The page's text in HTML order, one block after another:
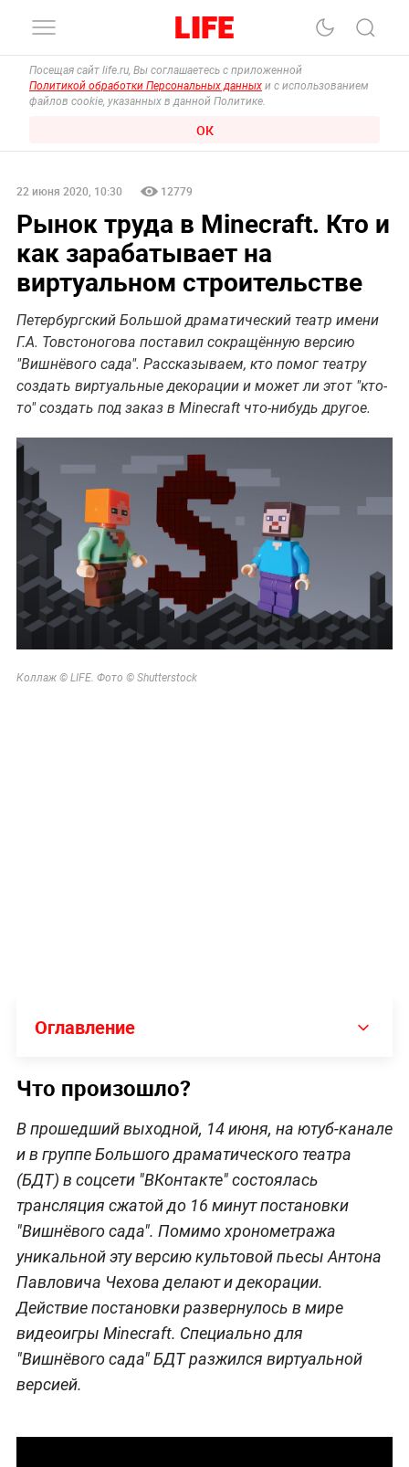
Посещая сайт life.ru, Вы соглашаетесь с приложенной
Политикой обработки Персональных данных и с использованием
файлов cookie, указанных в данной Политике.
ОК
22 июня 2020, 10:30 12779
Рынок труда в Minecraft. Кто и
как зарабатывает на
виртуальном строительстве
Петербургский Большой драматический театр имени
Г.А. Товстоногова поставил сокращённую версию
"Вишнёвого сада". Рассказываем, кто помог театру
создать виртуальные декорации и может ли этот "кто-
то" создать под заказ в Minecraft что-нибудь другое.
Коллаж © LIFE. Фото © Shutterstock
Оглавление
Что произошло?
В прошедший выходной, 14 июня, на ютуб-канале
и в группе Большого драматического театра
(БДТ) в соцсети "ВКонтакте" состоялась
трансляция сжатой до 16 минут постановки
"Вишнёвого сада". Помимо хронометража
уникальной эту версию культовой пьесы Антона
Павловича Чехова делают и декорации.
Действие постановки развернулось в мире
видеоигры Minecraft. Специально для
"Вишнёвого сада" БДТ разжился виртуальной
версией.